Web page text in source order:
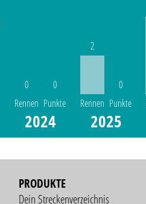
0
Rennen
0
Punkte
2024
2
Rennen
0
Punkte
2025
PRODUKTE
Dein Streckenverzeichnis